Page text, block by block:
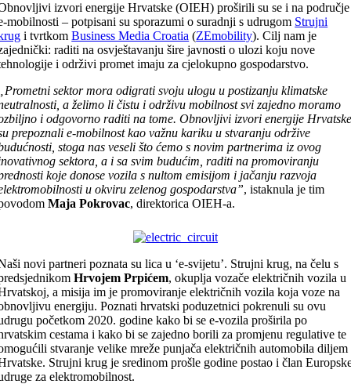
izvori energije Hrvatske (OIEH) proširili su se i na područje
mobilnosti – potpisani su sporazumi o suradnji s udrugom Strujni
i tvrtkomBusiness Media Croatia (ZEmobility). Cilj nam je
raditi na osvještavanju šire javnosti o ulozi koju nove
i održivi promet imaju za cjelokupno gospodarstvo.
sektor mora odigrati svoju ulogu u postizanju klimatske
a želimo li čistu i održivu mobilnost svi zajedno moramo
i odgovorno raditi na tome. Obnovljivi izvori energije
prepoznali e-mobilnost kao važnu kariku u stvaranju održive
stoga nas veseli što ćemo s novim partnerima iz ovog
sektora, a i sa svim budućim, raditi na promoviranju
koje donose vozila s nultom emisijom i jačanju razvoja
u okviru zelenog gospodarstva”, istaknula je tim
Maja Pokrovac, direktorica OIEH-a.
novi partneri poznata su lica u ‘e-svijetu’. Strujni krug, na čelu s
Hrvojem Prpićem, okuplja vozače električnih vozila u
a misija im je promoviranje električnih vozila koja voze na
energiju. Poznati hrvatski poduzetnici pokrenuli su ovu
početkom 2020. godine kako bi se e-vozila proširila po
cestama i kako bi se zajedno borili za promjenu regulative te
stvaranje velike mreže punjača električnih automobila diljem
Strujni krug je sredinom prošle godine postao i član
za elektromobilnost.